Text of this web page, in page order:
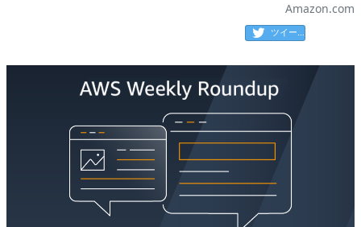
Amazon.com
ツイート